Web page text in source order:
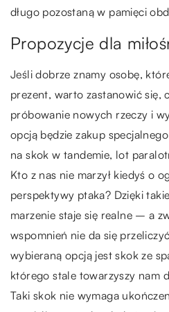
długo pozostaną w pamięci
Propozycje dla
Jeśli dobrze znamy osobę,
prezent, warto zastanowić się,
próbowanie nowych rzeczy i
opcją będzie zakup
na skok w tandemie, lot
Kto z nas nie marzył kiedyś o
perspektywy ptaka? Dzięki
marzenie staje się realne – a
wspomnień nie da się
wybieraną opcją jest skok ze
którego stale towarzyszy nam
Taki skok nie wymaga